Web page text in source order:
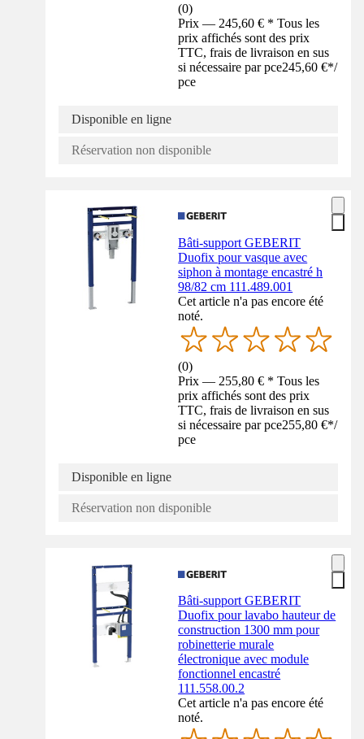
(0)
Prix — 245,60 € * Tous les
prix affichés sont des prix
TTC, frais de livraison en sus
si nécessaire par pce245,60 €*/
pce
Disponible en ligne
Réservation non disponible
Bâti-support GEBERIT
Duofix pour vasque avec
siphon à montage encastré h
98/82 cm 111.489.001
Cet article n'a pas encore été
noté.
(0)
Prix — 255,80 € * Tous les
prix affichés sont des prix
TTC, frais de livraison en sus
si nécessaire par pce255,80 €*/
pce
Disponible en ligne
Réservation non disponible
Bâti-support GEBERIT
Duofix pour lavabo hauteur de
construction 1300 mm pour
robinetterie murale
électronique avec module
fonctionnel encastré
111.558.00.2
Cet article n'a pas encore été
noté.